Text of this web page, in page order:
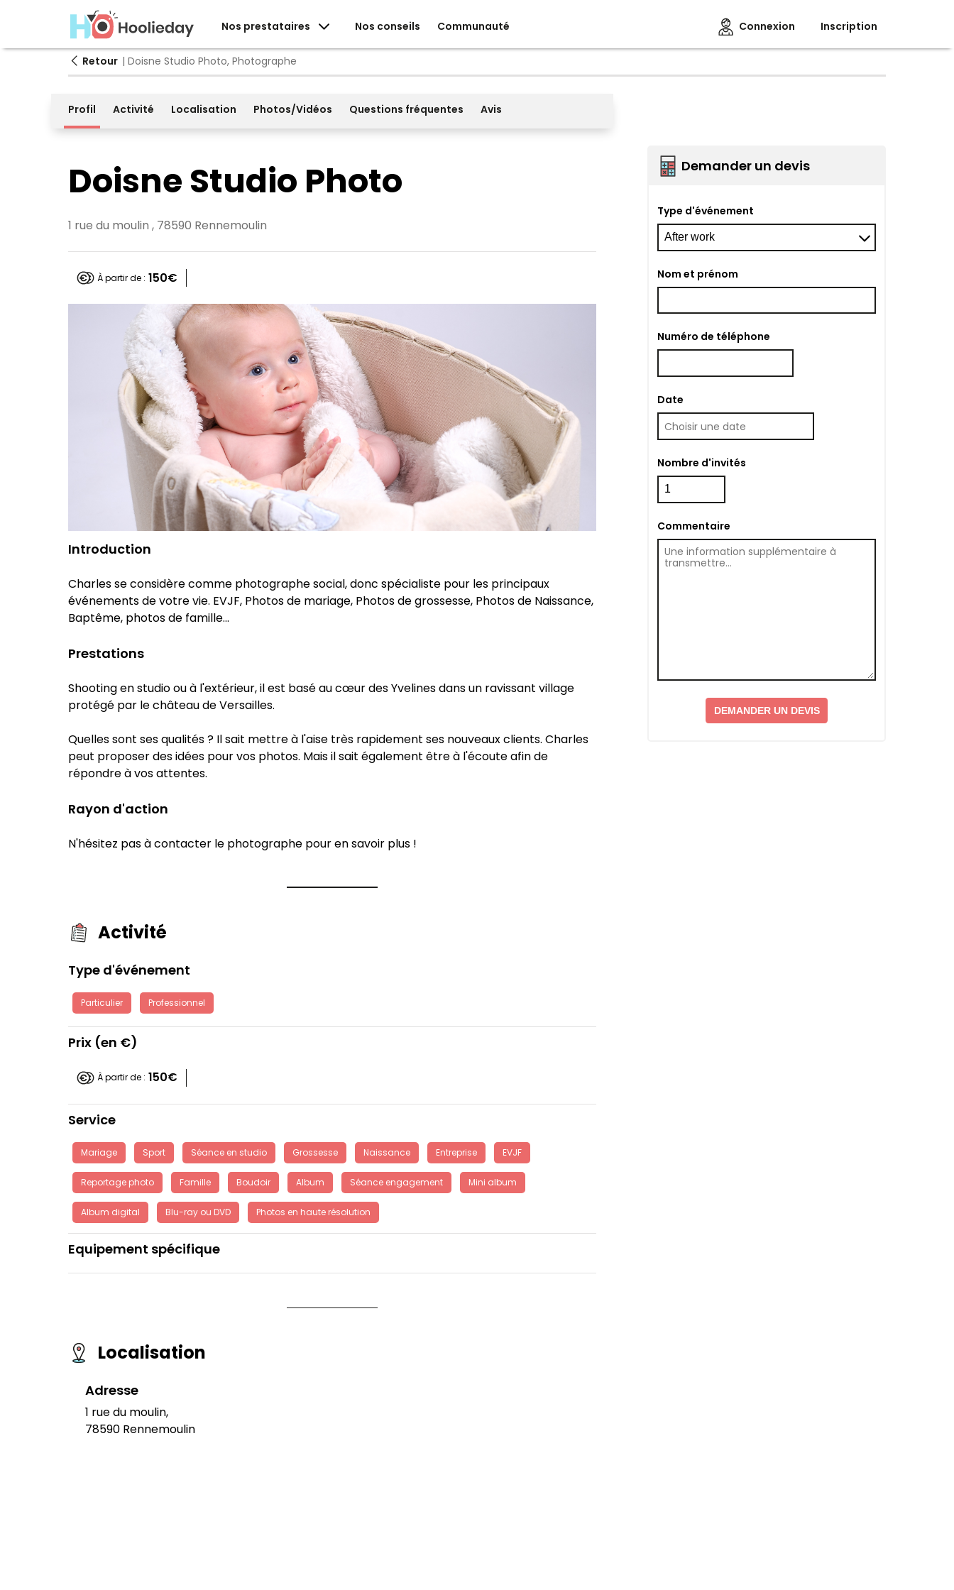
Nos prestataires Nos conseils Communauté Connexion Inscription
Retour | Doisne Studio Photo, Photographe
Profil Activité Localisation Photos/Vidéos Questions fréquentes Avis
Doisne Studio Photo
1 rue du moulin , 78590 Rennemoulin
À partir de : 150€
Introduction
Charles se considère comme photographe social, donc spécialiste pour les principaux
événements de votre vie. EVJF, Photos de mariage, Photos de grossesse, Photos de Naissance,
Baptême, photos de famille...
Prestations
Shooting en studio ou à l'extérieur, il est basé au cœur des Yvelines dans un ravissant village
protégé par le château de Versailles.
Quelles sont ses qualités ? Il sait mettre à l'aise très rapidement ses nouveaux clients. Charles
peut proposer des idées pour vos photos. Mais il sait également être à l'écoute afin de
répondre à vos attentes.
Rayon d'action
N'hésitez pas à contacter le photographe pour en savoir plus !
Activité
Type d'événement
Particulier Professionnel
Prix (en €)
À partir de : 150€
Service
Mariage Sport Séance en studio Grossesse Naissance Entreprise EVJF
Reportage photo Famille Boudoir Album Séance engagement Mini album
Album digital Blu-ray ou DVD Photos en haute résolution
Equipement spécifique
Localisation
Adresse
1 rue du moulin,
78590 Rennemoulin
Demander un devis
Type d'événement
Nom et prénom
Numéro de téléphone
Date
Nombre d'invités
Commentaire
DEMANDER UN DEVIS